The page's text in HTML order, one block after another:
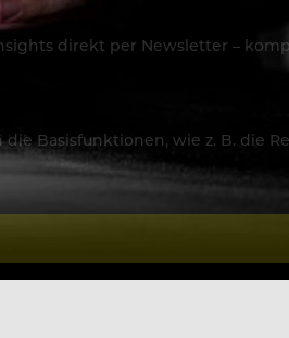
direkt per Newsletter –
Basisfunktionen, wie z. B. die